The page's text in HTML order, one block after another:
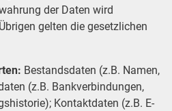
der Daten wird
gelten die gesetzlichen
Bestandsdaten (z.B. Namen,
(z.B. Bankverbindungen,
Kontaktdaten (z.B. E-